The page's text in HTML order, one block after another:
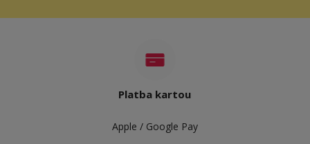
Platba kartou
Apple / Google Pay